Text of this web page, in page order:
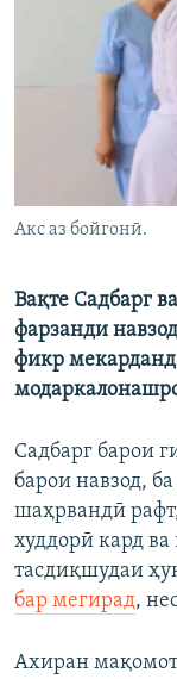
ГУЗОРИШҲОИ
ПАЙГИРӢ КУНЕД
Акс аз бойгонӣ.
Вақте Садбарг
фарзанди
фикр
Садбарг барои
барои навзод,
шаҳрвандӣ
худдорӣ кард
тасдиқшудаи
бар мегирад,
Ахиран